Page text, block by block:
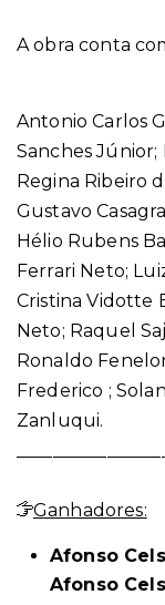
A obra conta
Antonio Carlos
Sanches Júnior;
Regina Ribeiro
Gustavo
Hélio Rubens
Ferrari Neto;
Cristina Vidotte
Neto; Raquel
Ronaldo
Frederico ;
Zanluqui.
Ganhadores:
Afonso
Afonso